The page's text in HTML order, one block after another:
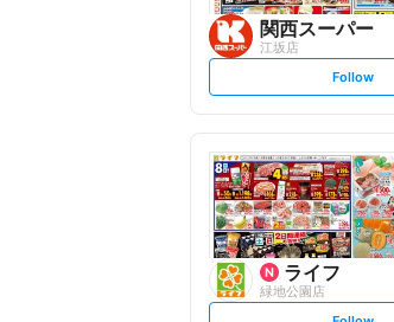
関西スーパー
江坂店
s
t
l
o
w
Follow
ライフ
緑地公園店